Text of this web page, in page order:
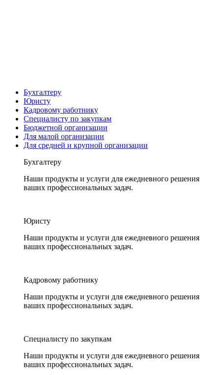
Бухгалтеру
Юристу
Кадровому работнику
Специалисту по закупкам
Бюджетной организации
Для малой организации
Для средней и крупной организации
Бухгалтеру
Наши продукты и услуги для ежедневного решения
ваших профессиональных задач.
Юристу
Наши продукты и услуги для ежедневного решения
ваших профессиональных задач.
Кадровому работнику
Наши продукты и услуги для ежедневного решения
ваших профессиональных задач.
Специалисту по закупкам
Наши продукты и услуги для ежедневного решения
ваших профессиональных задач.